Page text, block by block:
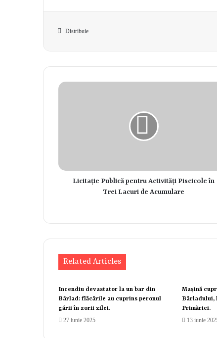
Distribuie
Licitație Publică pentru Activități Piscicole în
Trei Lacuri de Acumulare
Related Articles
Incendiu devastator la un bar din
Bârlad: flăcările au cuprins peronul
gării în zorii zilei.
27 iunie 2025
Mașină
Bârladului,
Primăriei.
13 iunie